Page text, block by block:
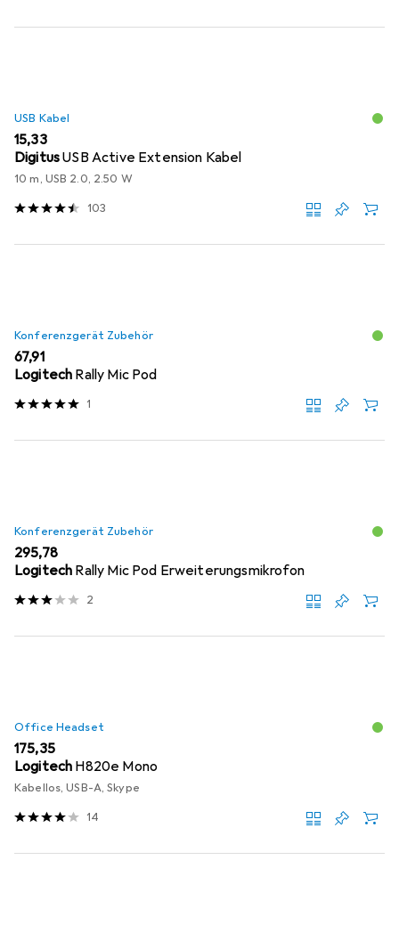
USB Kabel
EUR
15,33
DigitusUSB Active Extension Kabel
10 m, USB 2.0, 2.50 W
103
Konferenzgerät Zubehör
EUR
67,91
Logitech Rally Mic Pod
1
Konferenzgerät Zubehör
EUR
295,78
Logitech Rally Mic Pod Erweiterungsmikrofon
2
Office Headset
EUR
175,35
Logitech H820e Mono
Kabellos, USB-A, Skype
14